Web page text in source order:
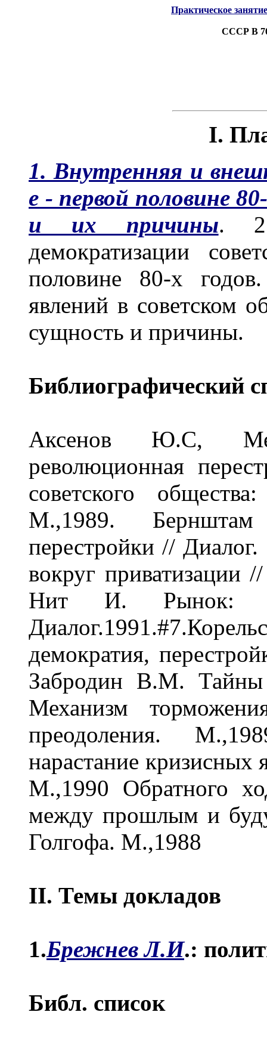
Практическое
СССР В
I.
1. Внутренняя и
е - первой половине
и их причины. 2.
демократизации
половине 80-х
явлений в советском
сущность и причины.
Библиографический
Аксенов Ю.С,
революционная
советского
М.,1989.
перестройки //
вокруг приватизации
Нит И. Рынок:
демократия,
Забродин В.М.
Механизм
преодоления.
нарастание кризисных
М.,1990 Обратного
между прошлым и
Голгофа. М.,1988
II. Темы докладов
1.Брежнев Л.И.:
Библ. список